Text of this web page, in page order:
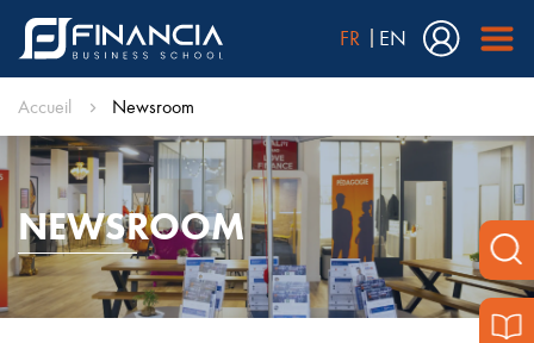
FR EN
Accueil Newsroom
NEWSROOM